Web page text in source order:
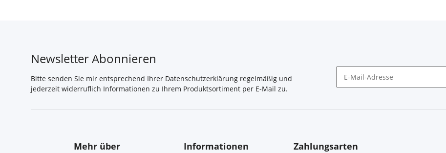
Newsletter Abonnieren
Bitte senden Sie mir entsprechend Ihrer Datenschutzerklärung regelmäßig und
jederzeit widerruflich Informationen zu Ihrem Produktsortiment per E-Mail zu.
Mehr über Informationen Zahlungsarten